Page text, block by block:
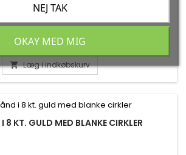
- 18CM
Pris
1.592,50 kr. Normalpris
2.450,00 kr.
 Læg i indkøbskurv
8 KT. GULD MED BLANKE CIRKLER
NEJ TAK
OKAY MED MIG